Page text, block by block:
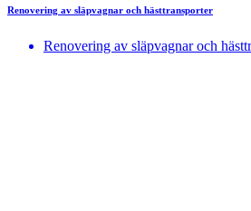
Renovering av släpvagnar och hästtransporter
Renovering av släpvagnar och